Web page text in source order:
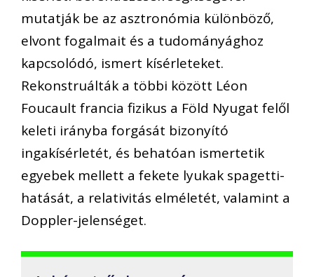
mutatják be az asztronómia különböző,
elvont fogalmait és a tudományághoz
kapcsolódó, ismert kísérleteket.
Rekonstruálták a többi között Léon
Foucault francia fizikus a Föld Nyugat felől
keleti irányba forgását bizonyító
ingakísérletét, és behatóan ismertetik
egyebek mellett a fekete lyukak spagetti-
hatását, a relativitás elméletét, valamint a
Doppler-jelenséget.